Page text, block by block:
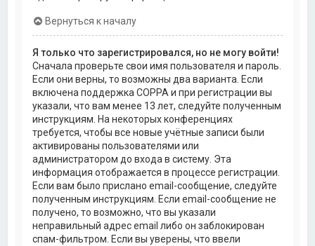
Вернуться к началу
Я только что зарегистрировался, но не могу войти!
Сначала проверьте свои имя пользователя и пароль.
Если они верны, то возможны два варианта. Если
включена поддержка COPPA и при регистрации вы
указали, что вам менее 13 лет, следуйте полученным
инструкциям. На некоторых конференциях
требуется, чтобы все новые учётные записи были
активированы пользователями или
администратором до входа в систему. Эта
информация отображается в процессе регистрации.
Если вам было прислано email-сообщение, следуйте
полученным инструкциям. Если email-сообщение не
получено, то возможно, что вы указали
неправильный адрес email либо он заблокирован
спам-фильтром. Если вы уверены, что ввели